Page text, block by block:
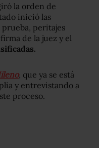
la orden de
inició las
peritajes
de la juez y el
, que ya se está
y entrevistando a
proceso.